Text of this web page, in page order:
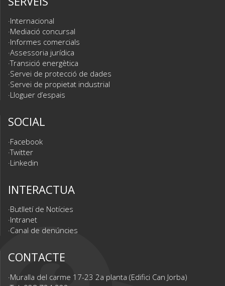
Internacional
Mediació concursal
Informes comercials
Assessoria jurídica
Transició energètica
Servei de protecció de dades
Servei de propietat industrial
Lloguer d’espais
SOCIAL
Facebook
Twitter
Linkedin
INTERACTUA
Butlletí de Notícies
Intranet
Canal de denúncies
CONTACTE
Muralla del carme 17-23 2a planta (Edifici Can Jorba)